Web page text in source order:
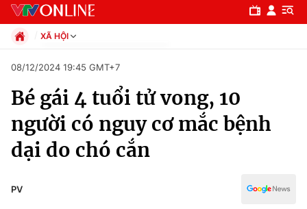
Chuyên mục
Chính trị
XÃ HỘI
Xã hội
Pháp luật
Kinh tế
Thể thao
Truyền hình
08/12/2024 19:45 GMT+7
Bé gái 4 tuổi tử vong, 10
người có nguy cơ mắc bệnh
dại do chó cắn
PV